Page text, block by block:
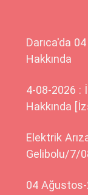
Darıca'da
Hakkında
4-08-2026 :
Hakkında
Elektrik
Gelibolu/7/
04 Ağustos-